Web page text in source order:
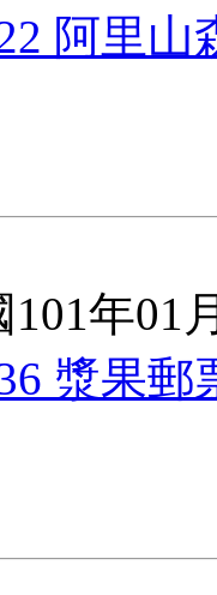
阿里山
年01
漿果郵